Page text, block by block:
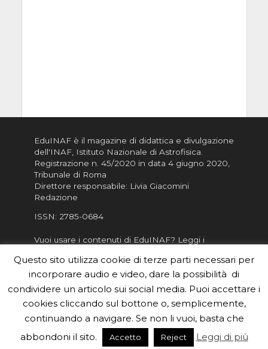
EduINAF è il magazine di didattica e divulgazione
dell'INAF, Istituto Nazionale di Astrofisica
Registrazione n. 45/2020 in data 4 giugno 2020,
Tribunale di Roma
Direttore responsabile: Livia Giacomini
Redazione
ISSN: 2785-0684
Vuoi usare i contenuti di EduINAF? Leggi i
Informativa sulla Privacy
Informatva sui Cookie
Per la rubrica de l'Astronomo risponde, per
inviarci le tue foto o i tuoi contributi, scrivici a
redazione.edu [chiocciola] inaf.it oppure
il form
Questo sito utilizza cookie di terze parti necessari per
incorporare audio e video, dare la possibilità di
condividere un articolo sui social media. Puoi accettare i
cookies cliccando sul bottone o, semplicemente,
continuando a navigare. Se non li vuoi, basta che
abbondoni il sito.
Accetto Reject Leggi di più